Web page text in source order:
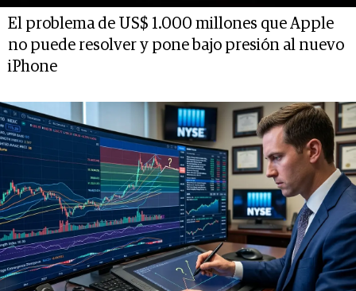
El problema de US$ 1.000 millones que Apple
no puede resolver y pone bajo presión al nuevo
iPhone